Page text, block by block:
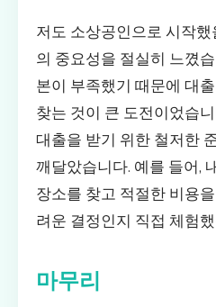
저도 소상공인으로 시작
의 중요성을 절실히 느꼈
본이 부족했기 때문에 대
찾는 것이 큰 도전이었습
대출을 받기 위한 철저한
깨달았습니다. 예를 들어,
장소를 찾고 적절한 비용
려운 결정인지 직접 체험
마무리